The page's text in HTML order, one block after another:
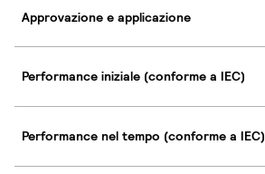
Approvazione e applicazione
Performance iniziale (conforme a IEC)
Performance nel tempo (conforme a IEC)